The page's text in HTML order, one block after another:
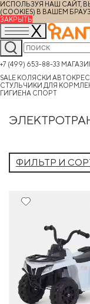
ИСПОЛЬЗУЯ НАШ САЙТ,
(COOKIES) В ВАШЕМ
ЗАКРЫТЬ
+7 (499) 653-88-33
SALE КОЛЯСКИ
СТУЛЬЧИКИ ДЛЯ
ГИГИЕНА СПОРТ
ФИЛЬТР И